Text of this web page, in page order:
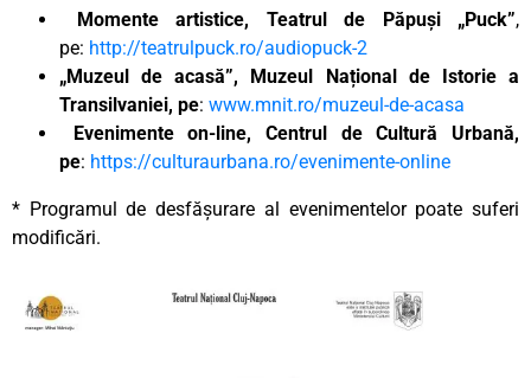
Momente artistice, Teatrul de Păpuși „Puck”,
pe: http://teatrulpuck.ro/audiopuck-2
„Muzeul de acasă”, Muzeul Național de Istorie a
Transilvaniei, pe: www.mnit.ro/muzeul-de-acasa
Evenimente on-line, Centrul de Cultură Urbană,
pe: https://culturaurbana.ro/evenimente-online
* Programul de desfășurare al evenimentelor poate suferi
modificări.